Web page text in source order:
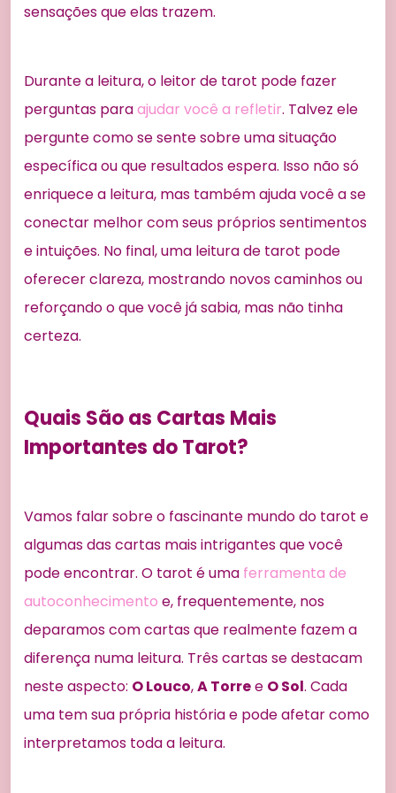
sensações que elas trazem.
Durante a leitura, o leitor de tarot pode fazer
perguntas paraajudar você a refletir. Talvez ele
pergunte como se sente sobre uma situação
específica ou que resultados espera. Isso não só
enriquece a leitura, mas também ajuda você a se
conectar melhor com seus próprios sentimentos
e intuições. No final, uma leitura de tarot pode
oferecer clareza, mostrando novos caminhos ou
reforçando o que você já sabia, mas não tinha
certeza.
Quais São as Cartas Mais
Importantes do Tarot?
Vamos falar sobre o fascinante mundo do tarot e
algumas das cartas mais intrigantes que você
pode encontrar. O tarot é uma ferramenta de
autoconhecimento e, frequentemente, nos
deparamos com cartas que realmente fazem a
diferença numa leitura. Três cartas se destacam
neste aspecto: O Louco,A Torree O Sol. Cada
uma tem sua própria história e pode afetar como
interpretamos toda a leitura.